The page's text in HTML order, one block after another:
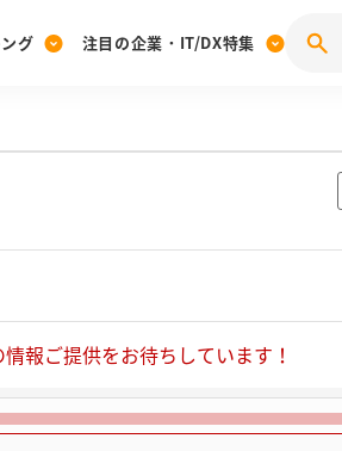
[27卒] 本選考体験記投稿キャンペー
グ 注目の企業・IT/DX特集
28卒 IT・DX企業特集 27卒 IT・
究報ご提供をお待ちしています！